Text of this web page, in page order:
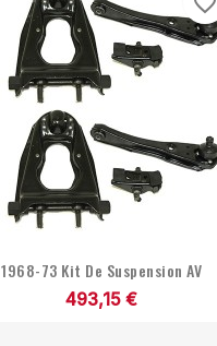
Aperçu rapide
1968-73 Kit De Suspension AV
493,15 €